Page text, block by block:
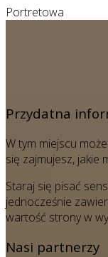
Portretowa
Przydatna
W tym miejscu
się zajmujesz, jakie
Staraj się pisać
jednocześnie
wartość strony w
Nasi partnerzy